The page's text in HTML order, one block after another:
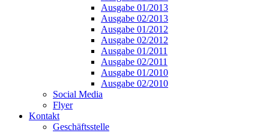
Ausgabe 01/2013
Ausgabe 02/2013
Ausgabe 01/2012
Ausgabe 02/2012
Ausgabe 01/2011
Ausgabe 02/2011
Ausgabe 01/2010
Ausgabe 02/2010
Social Media
Flyer
Kontakt
Geschäftsstelle